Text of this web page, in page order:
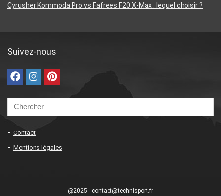
Cyrusher Kommoda Pro vs Fafrees F20 X-Max : lequel choisir ?
Suivez-nous
Contact
Mentions légales
@2025 - contact@technisport.fr